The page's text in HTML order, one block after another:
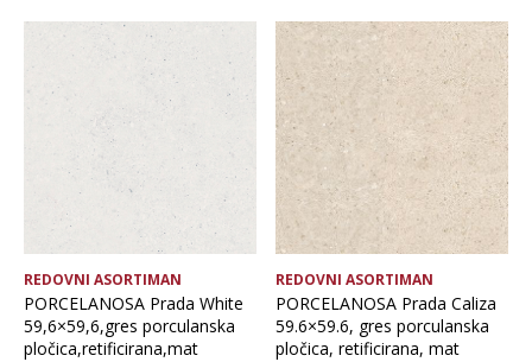
REDOVNI ASORTIMAN
PORCELANOSA Prada White
59,6×59,6,gres porculanska
pločica,retificirana,mat
REDOVNI ASORTIMAN
PORCELANOSA Prada Caliza
59.6×59.6, gres porculanska
pločica, retificirana, mat